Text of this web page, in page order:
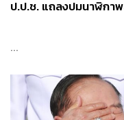
ป.ป.ช. แถลงปมนาฬิกา
...